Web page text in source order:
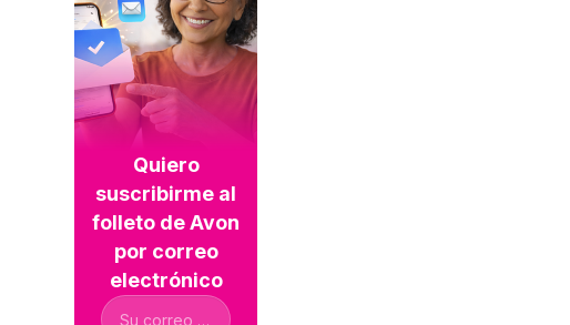
Quiero
suscribirme al
folleto de Avon
por correo
electrónico